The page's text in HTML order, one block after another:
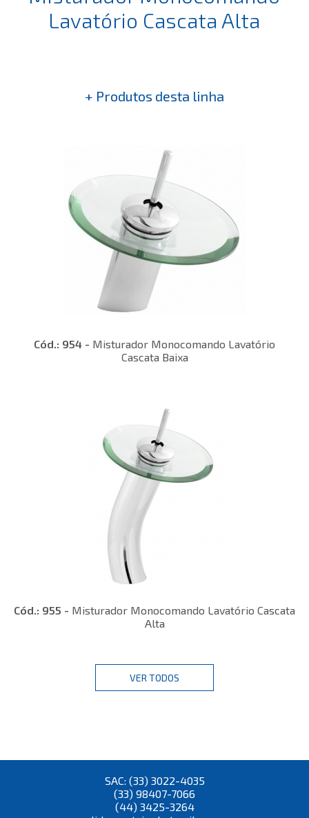
Lavatório Cascata Alta
+ Produtos desta linha
Cód.: 954 - Misturador Monocomando Lavatório
Cascata Baixa
Cód.: 955 - Misturador Monocomando Lavatório Cascata
Alta
VER TODOS
SAC: (33) 3022-4035
(33) 98407-7066
(44) 3425-3264